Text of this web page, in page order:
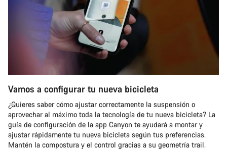
Vamos a configurar tu nueva bicicleta
¿Quieres saber cómo ajustar correctamente la suspensión o
aprovechar al máximo toda la tecnología de tu nueva bicicleta? La
guía de configuración de la app Canyon te ayudará a montar y
ajustar rápidamente tu nueva bicicleta según tus preferencias.
Mantén la compostura y el control gracias a su geometría trail.